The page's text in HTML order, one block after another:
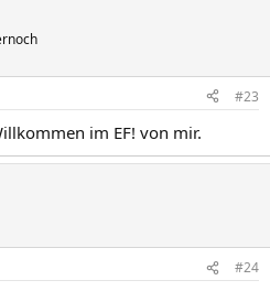
#23
im EF! von mir.
#24